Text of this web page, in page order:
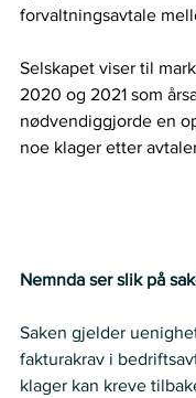
forvaltningsavtale
Selskapet viser til
2020 og 2021 som
nødvendiggjorde en
noe klager etter
Nemnda ser slik på
Saken gjelder
fakturakrav i
klager kan kreve